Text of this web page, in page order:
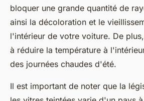
bloquer une grande quantité de
ainsi la décoloration et le
l'intérieur de votre voiture. De
à réduire la température à
des journées chaudes d'été.
Il est important de noter que la